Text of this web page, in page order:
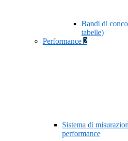
Bandi di
tabelle)
Performance 2
Sistema di
performance